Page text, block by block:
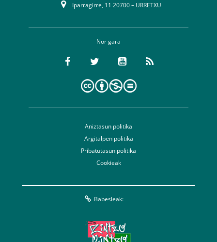
Iparragirre, 11 20700 – URRETXU
Nor gara
Aniztasun politika
Argitalpen politika
Pribatutasun politika
Cookieak
Babesleak: